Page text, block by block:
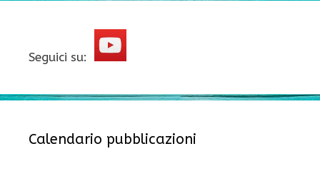
Seguici su:
Calendario pubblicazioni